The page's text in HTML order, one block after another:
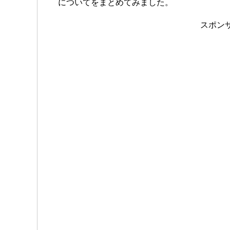
についてをまとめてみました。
スポン